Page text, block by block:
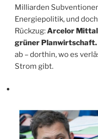
Milliarden
Energiepolitik, und
Rückzug:Arcelor
grüner Planwirtschaft.
ab – dorthin, wo es
Strom gibt.